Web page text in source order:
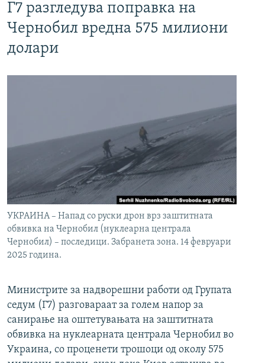
Г7 разгледува поправка на
Чернобил вредна 575 милиони
долари
УКРАИНА – Напад со руски дрон врз заштитната
обвивка на Чернобил (нуклеарна централа
Чернобил) – последици. Забранета зона. 14 февруари
2025 година.
Министрите за надворешни работи од Групата
седум (Г7) разговараат за голем напор за
санирање на оштетувањата на заштитната
обвивка на нуклеарната централа Чернобил во
Украина, со проценети трошоци од околу 575